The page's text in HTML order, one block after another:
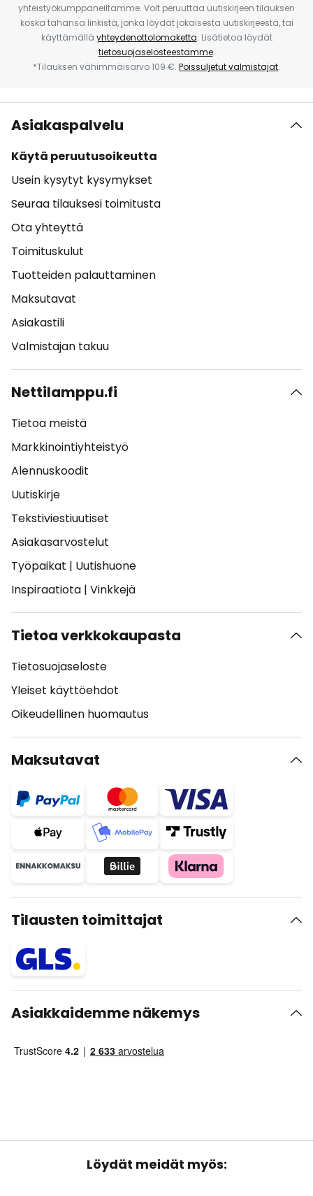
yhteistyökumppaneiltamme. Voit peruuttaa uutiskirjeen tilauksen
koska tahansa linkistä, jonka löydät jokaisesta uutiskirjeestä, tai
käyttämällä yhteydenottolomaketta. Lisätietoa löydät
tietosuojaselosteestamme.
*Tilauksen vähimmäisarvo 109 €. Poissuljetut valmistajat.
Asiakaspalvelu
Käytä peruutusoikeutta
Usein kysytyt kysymykset
Seuraa tilauksesi toimitusta
Ota yhteyttä
Toimituskulut
Tuotteiden palauttaminen
Maksutavat
Asiakastili
Valmistajan takuu
Nettilamppu.fi
Tietoa meistä
Markkinointiyhteistyö
Alennuskoodit
Uutiskirje
Tekstiviestiuutiset
Asiakasarvostelut
Työpaikat | Uutishuone
Inspiraatiota | Vinkkejä
Tietoa verkkokaupasta
Tietosuojaseloste
Yleiset käyttöehdot
Oikeudellinen huomautus
Maksutavat
Tilausten toimittajat
Asiakkaidemme näkemys
Löydät meidät myös: